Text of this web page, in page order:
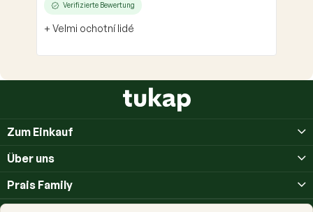
Verifizierte Bewertung
+ Velmi ochotní lidé
Zum Einkauf
Über uns
Prais Family